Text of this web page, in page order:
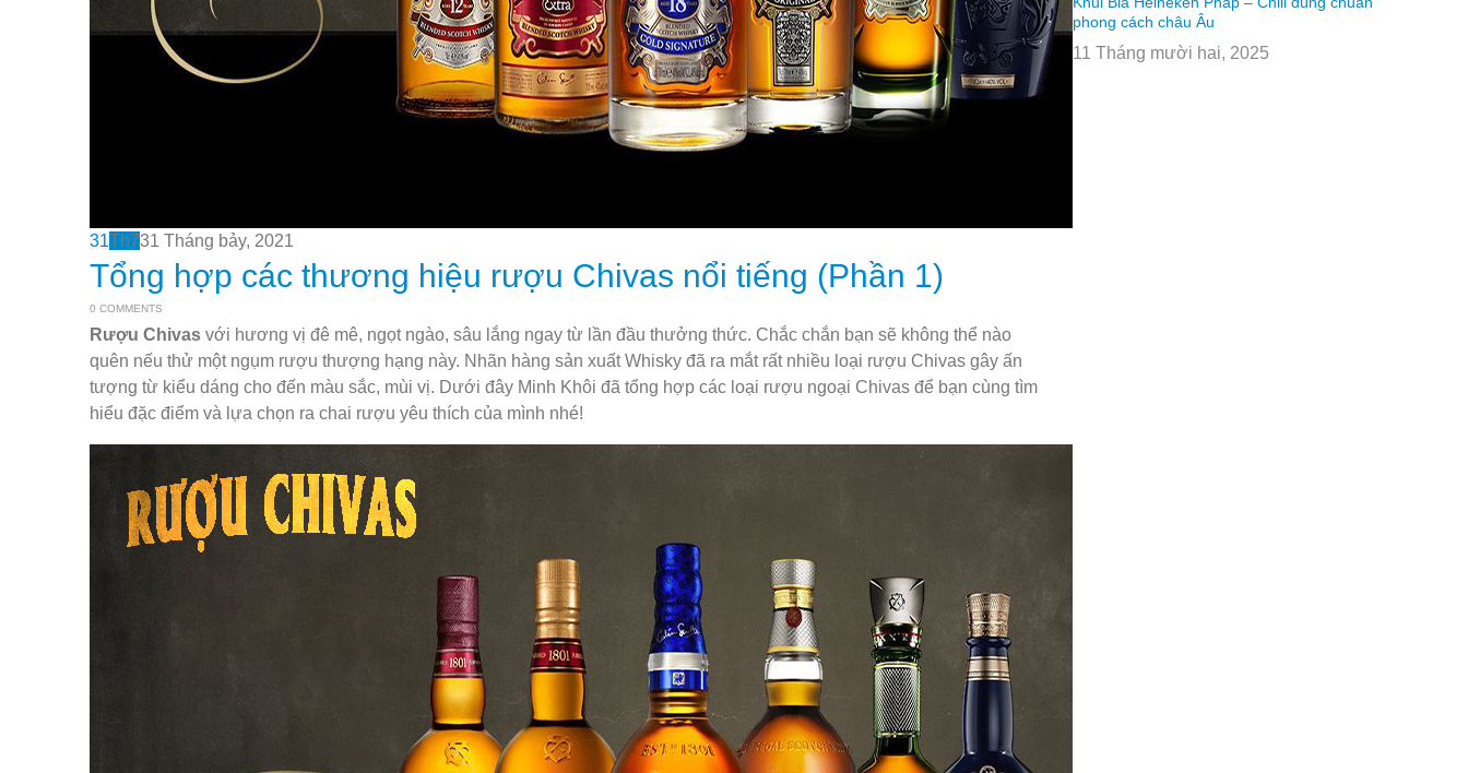
31Th731 Tháng bảy, 2021
Tổng hợp các thương hiệu rượu Chivas nổi tiếng (Phần 1)
0 COMMENTS
Rượu Chivas với hương vị đê mê, ngọt ngào, sâu lắng ngay từ lần đầu thưởng thức. Chắc chắn bạn sẽ không thể nào
quên nếu thử một ngụm rượu thượng hạng này. Nhãn hàng sản xuất Whisky đã ra mắt rất nhiều loại rượu Chivas gây ấn
tượng từ kiểu dáng cho đến màu sắc, mùi vị. Dưới đây Minh Khôi đã tổng hợp các loại rượu ngoại Chivas để bạn cùng tìm
hiểu đặc điểm và lựa chọn ra chai rượu yêu thích của mình nhé!
phong cách châu Âu
11 Tháng mười hai, 2025